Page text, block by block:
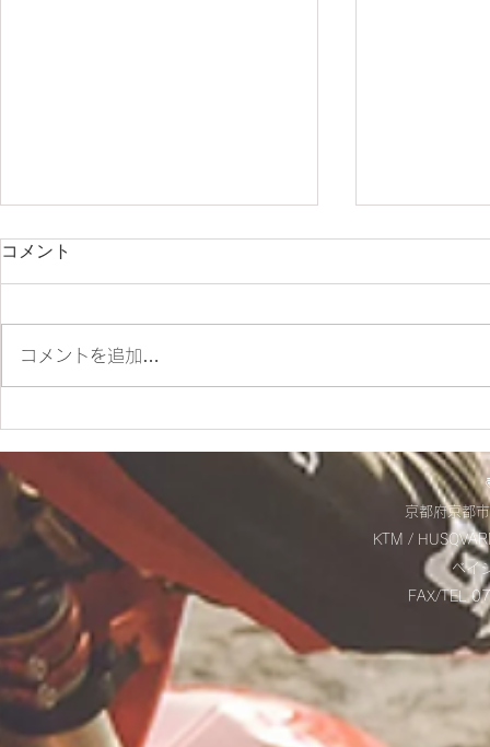
ES700ラリー仕様とES700の
違いをご紹介‼
＊明日から
＊
コメント
コメントを追加…
京都府京都
KTM /
ベイ
FAX/TEL